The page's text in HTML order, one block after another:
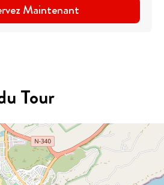
Maintenant
Tour